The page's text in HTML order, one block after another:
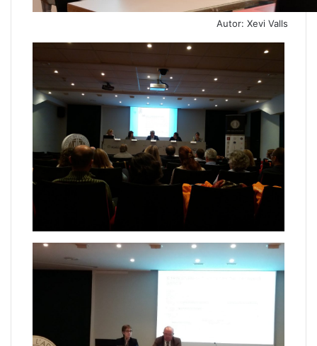
Autor: Xevi Valls